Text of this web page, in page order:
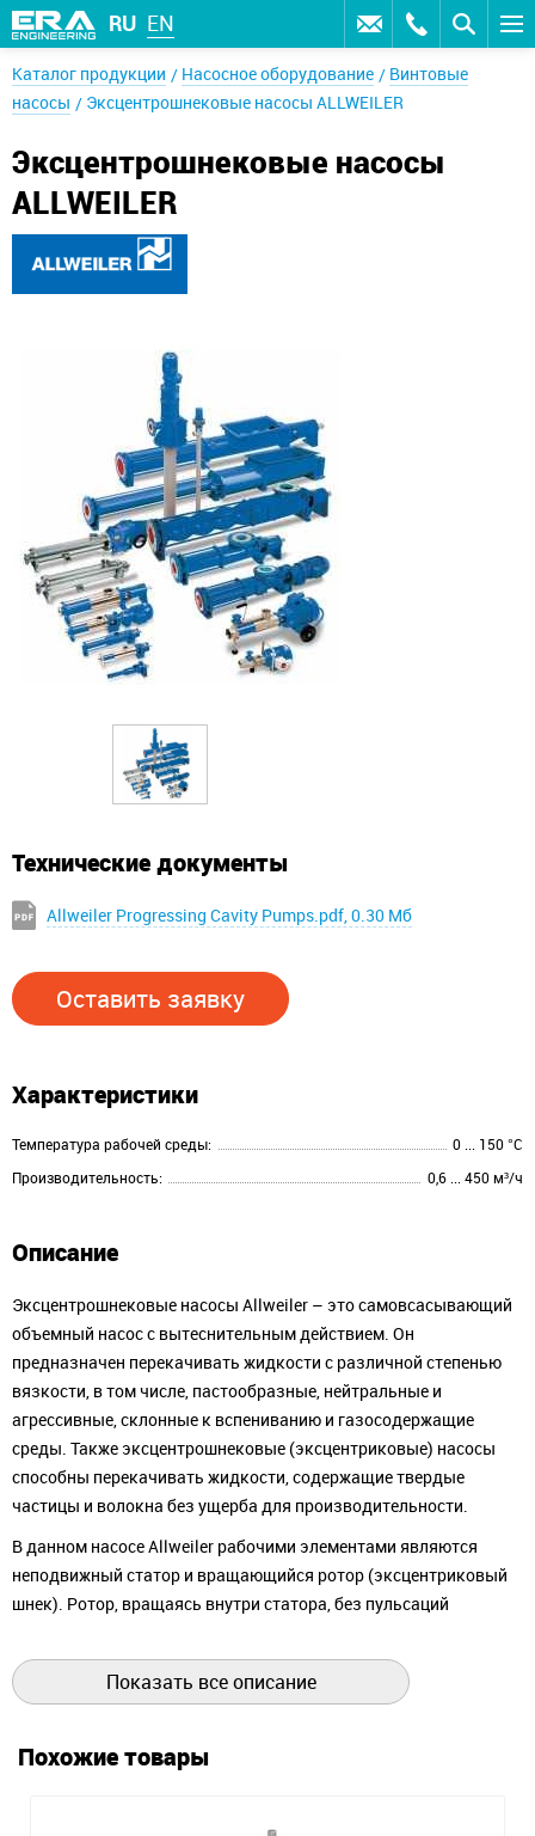
RU EN
Каталог продукции Насосное оборудование
Винтовые
насосы
Эксцентрошнековые насосы ALLWEILER
Эксцентрошнековые насосы
ALLWEILER
Технические документы
Allweiler Progressing Cavity Pumps.pdf, 0.30 Мб
Оставить заявку
Характеристики
Температура рабочей среды:
0 ... 150 °C
Производительность:
0,6 ... 450 м³/ч
Описание
Эксцентрошнековые насосы Allweiler – это самовсасывающий
объемный насос с вытеснительным действием. Он
предназначен перекачивать жидкости с различной степенью
вязкости, в том числе, пастообразные, нейтральные и
агрессивные, склонные к вспениванию и газосодержащие
среды. Также эксцентрошнековые (эксцентриковые) насосы
способны перекачивать жидкости, содержащие твердые
частицы и волокна без ущерба для производительности.
В данном насосе Allweiler рабочими элементами являются
неподвижный статор и вращающийся ротор (эксцентриковый
шнек). Ротор, вращаясь внутри статора, без пульсаций
однородность перекачиваемой массы.
Концерн-производитель насосов Allweiler AG - один из
статоров и роторов самостоятельно.
Показать все описание
Похожие товары